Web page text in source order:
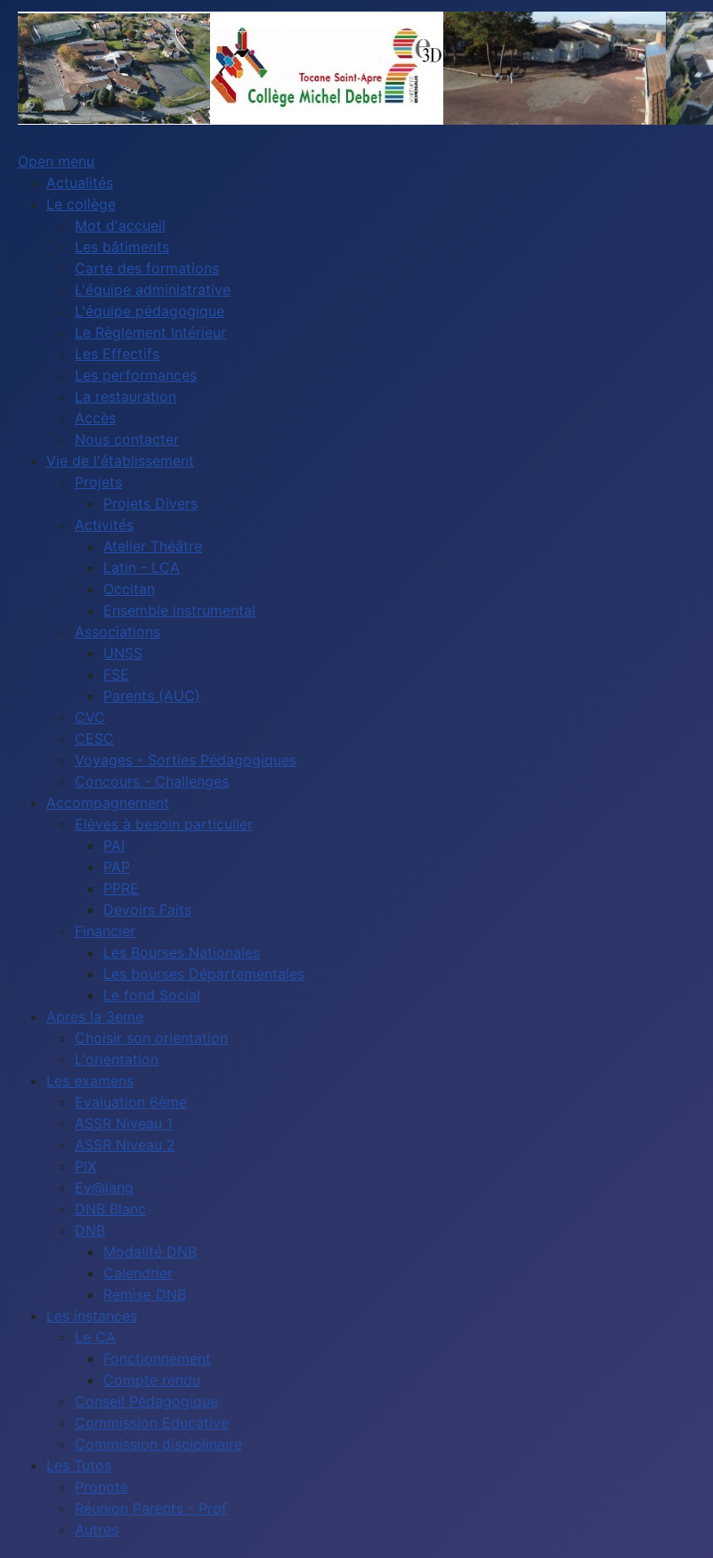
Open menu
Actualités
Le collège
Mot d'accueil
Les bâtiments
Carte des formations
L'équipe administrative
L'équipe pédagogique
Le Règlement Intérieur
Les Effectifs
Les performances
La restauration
Accès
Nous contacter
Vie de l'établissement
Projets
Projets Divers
Activités
Atelier Théâtre
Latin - LCA
Occitan
Ensemble instrumental
Associations
UNSS
FSE
Parents (AUC)
CVC
CESC
Voyages - Sorties Pédagogiques
Concours - Challenges
Accompagnement
Elèves à besoin particulier
PAI
PAP
PPRE
Devoirs Faits
Financier
Les Bourses Nationales
Les bourses Départementales
Le fond Social
Après la 3eme
Choisir son orientation
L'orientation
Les examens
Evaluation 6ème
ASSR Niveau 1
ASSR Niveau 2
PIX
Ev@lang
DNB Blanc
DNB
Modalité DNB
Calendrier
Remise DNB
Les instances
Le CA
Fonctionnement
Compte rendu
Conseil Pédagogique
Commission Educative
Commission disciplinaire
Les Tutos
Pronote
Réunion Parents - Prof
Autres